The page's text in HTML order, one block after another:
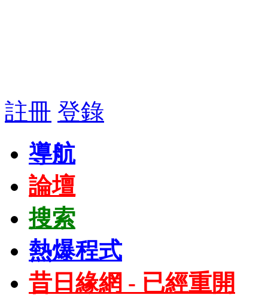
註冊 登錄
導航
論壇
搜索
熱爆程式
昔日緣網 - 已經重開